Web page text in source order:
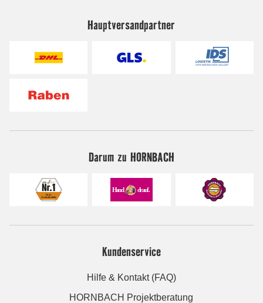
Hauptversandpartner
Darum zu HORNBACH
Kundenservice
Hilfe & Kontakt (FAQ)
HORNBACH Projektberatung